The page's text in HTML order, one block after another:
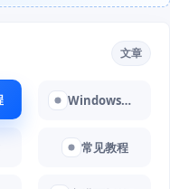
文章
Windows教程
常见教程